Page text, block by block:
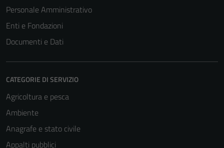
Personale Amministrativo
Enti e Fondazioni
Documenti e Dati
CATEGORIE DI SERVIZIO
Agricoltura e pesca
Ambiente
Anagrafe e stato civile
Appalti pubblici